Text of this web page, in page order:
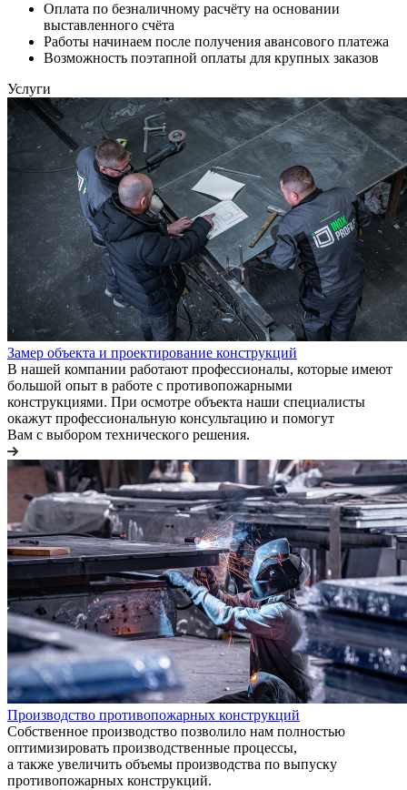
Оплата по безналичному расчёту на основании
выставленного счёта
Работы начинаем после получения авансового платежа
Возможность поэтапной оплаты для крупных заказов
Услуги
Замер объекта и проектирование конструкций
В нашей компании работают профессионалы, которые имеют
большой опыт в работе с противопожарными
конструкциями. При осмотре объекта наши специалисты
окажут профессиональную консультацию и помогут
Вам с выбором технического решения.
Производство противопожарных конструкций
Собственное производство позволило нам полностью
оптимизировать производственные процессы,
а также увеличить объемы производства по выпуску
противопожарных конструкций.